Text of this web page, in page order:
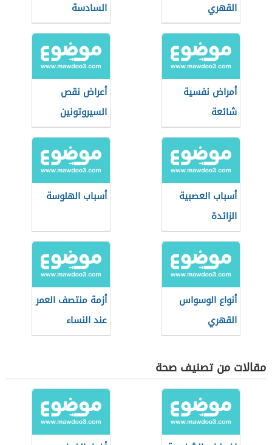
القهري
السادسة
أمراض نفسية
شائعة
أعراض نقص
السيروتونين
أسباب العصبية
الزائدة
أسباب الهلوسة
أنواع الوسواس
القهري
أزمة منتصف العمر
عند النساء
مقالات من تصنيف صحة